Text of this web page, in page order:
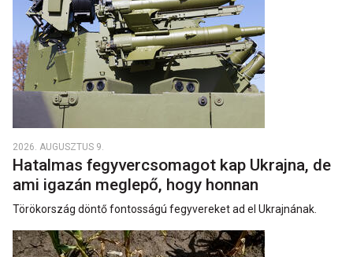
2026. AUGUSZTUS 9.
Hatalmas fegyvercsomagot kap Ukrajna, de
ami igazán meglepő, hogy honnan
Törökország döntő fontosságú fegyvereket ad el Ukrajnának.